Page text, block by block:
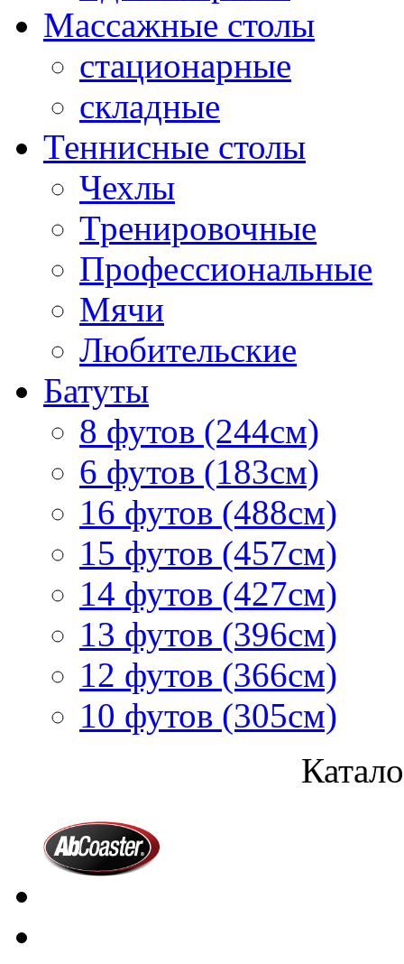
Массажные столы
стационарные
складные
Теннисные столы
Чехлы
Тренировочные
Профессиональные
Мячи
Любительские
Батуты
8 футов (244см)
6 футов (183см)
16 футов (488см)
15 футов (457см)
14 футов (427см)
13 футов (396см)
12 футов (366см)
10 футов (305см)